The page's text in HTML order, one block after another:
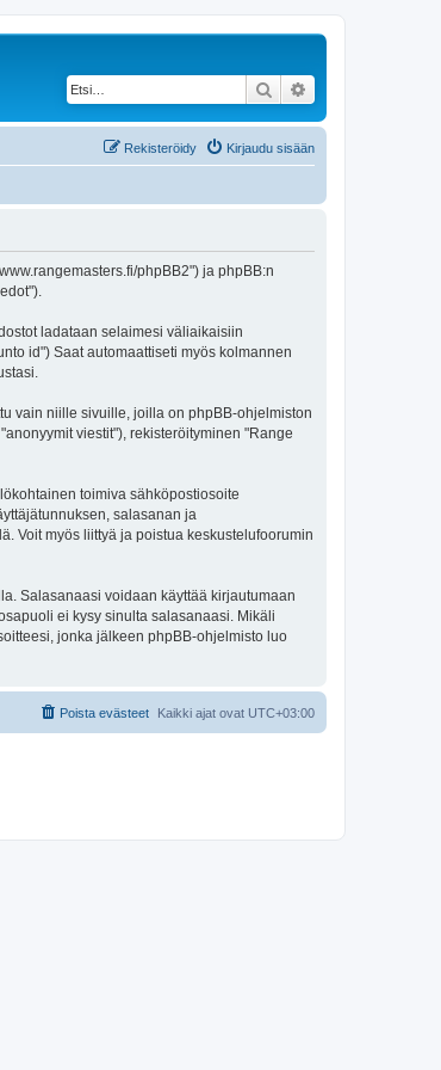
Etsi
Kirjaudu sisään
Rekisteröidy
phpBB2") ja phpBB:n
ladataan selaimesi väliaikaisiin
id") Saat automaattiseti myös kolmannen
vain niille sivuille, joilla on phpBB-ohjelmiston
viestit"), rekisteröityminen "Range
toimiva sähköpostiosoite
salasanan ja
Voit myös liittyä ja poistua keskustelufoorumin
Salasanaasi voidaan käyttää kirjautumaan
ei kysy sinulta salasanaasi. Mikäli
jonka jälkeen phpBB-ohjelmisto luo
Kaikki ajat ovat UTC+03:00
Poista evästeet